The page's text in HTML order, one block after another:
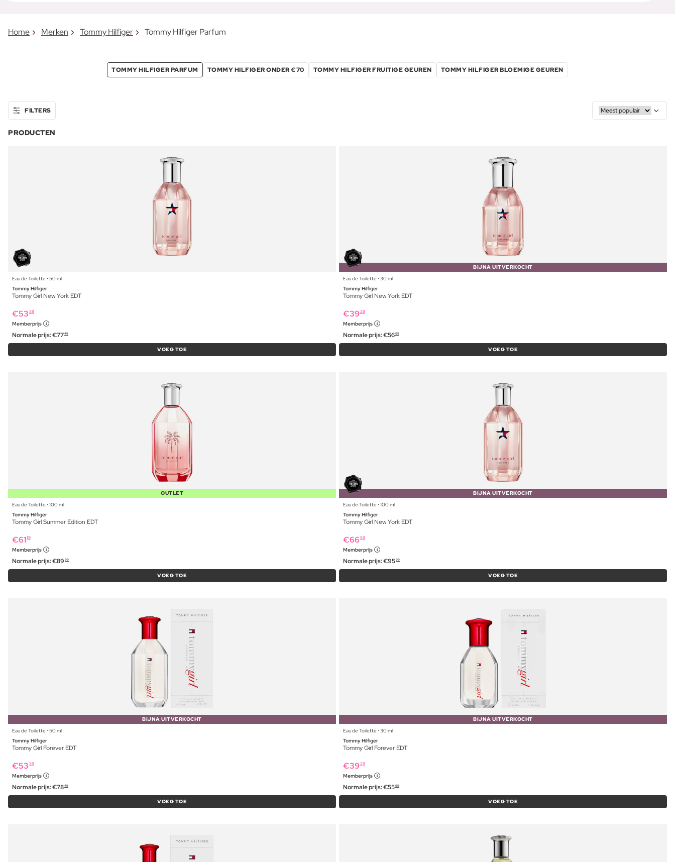
Home Merken Tommy Hilfiger Tommy Hilfiger Parfum
TOMMY HILFIGER PARFUM TOMMY HILFIGER ONDER €70 TOMMY HILFIGER FRUITIGE GEUREN TOMMY HILFIGER BLOEMIGE GEUREN
FILTERS
PRODUCTEN
Eau de Toilette ⋅ 50 ml
Tommy Hilfiger
Tommy Girl New York EDT
€53 39
Memberprijs
Normale prijs:€7749
VOEG TOE
BIJNA UITVERKOCHT
Eau de Toilette ⋅ 30 ml
Tommy Hilfiger
Tommy Girl New York EDT
€3929
Memberprijs
Normale prijs:€5699
VOEG TOE
OUTLET
Eau de Toilette ⋅ 100 ml
Tommy Hilfiger
Tommy Girl Summer Edition EDT
€6119
Memberprijs
Normale prijs:€89 99
VOEG TOE
BIJNA UITVERKOCHT
Eau de Toilette ⋅ 100 ml
Tommy Hilfiger
Tommy Girl New York EDT
€66 59
Memberprijs
Normale prijs:€9599
VOEG TOE
BIJNA UITVERKOCHT
Eau de Toilette ⋅ 50 ml
Tommy Hilfiger
Tommy Girl Forever EDT
€53 39
Memberprijs
Normale prijs:€7849
VOEG TOE
BIJNA UITVERKOCHT
Eau de Toilette ⋅ 30 ml
Tommy Hilfiger
Tommy Girl Forever EDT
€3929
Memberprijs
Normale prijs:€5599
VOEG TOE